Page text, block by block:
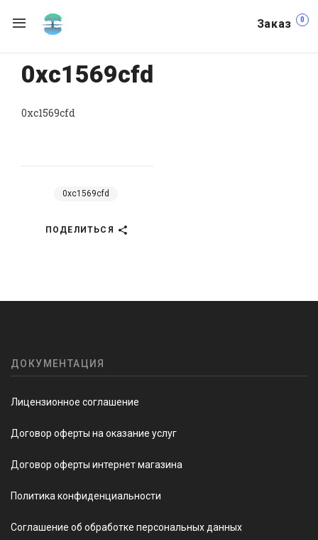
Заказ 0
0xc1569cfd
0xc1569cfd
0xc1569cfd
ПОДЕЛИТЬСЯ
ДОКУМЕНТАЦИЯ
Лицензионное соглашение
Договор оферты на оказание услуг
Договор оферты интернет магазина
Политика конфиденциальности
Соглашение об обработке персональных данных